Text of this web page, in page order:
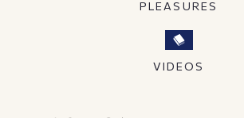
PLEASURES
VIDEOS